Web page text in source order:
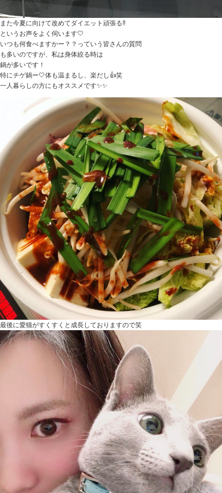
また今夏に向けて改めてダイエット頑張る‼︎
というお声をよく伺います🤍
いつも何食べますかー？？っていう皆さんの質問
も多いのですが、私は身体絞る時は
鍋が多いです！
特にチゲ鍋ー🤍体も温まるし、楽だし👍笑
一人暮らしの方にもオススメです✨✨
最後に愛猫がすくすくと成長しておりますので笑